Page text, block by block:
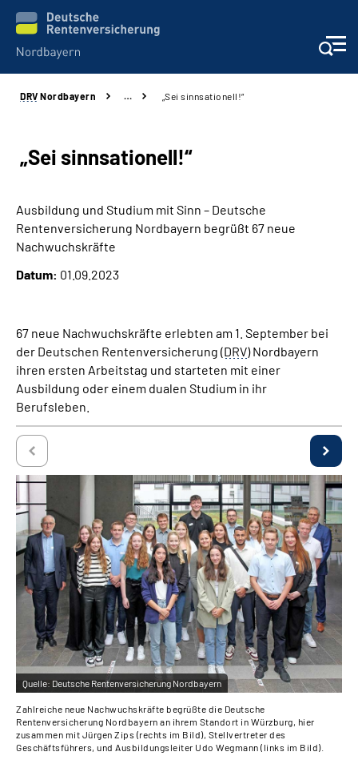
Online-Services
Services
Reha-Kliniken
Presse und Experten
Karriere
Über uns
Inhalte in Gebärdensprache (DGS)
Leichte Sprache
Suche
Mein Kundenportal
DRV Nordbayern … „Sei sinnsationell!“
„Sei sinnsationell!“
Ausbildung und Studium mit Sinn – Deutsche
Rentenversicherung Nordbayern begrüßt 67 neue
Nachwuchskräfte
Datum: 01.09.2023
67 neue Nachwuchskräfte erlebten am 1. September bei
der Deutschen Rentenversicherung (DRV) Nordbayern
ihren ersten Arbeitstag und starteten mit einer
Ausbildung oder einem dualen Studium in ihr
Berufsleben.
Quelle: Deutsche Rentenversicherung Nordbayern
Zahlreiche neue Nachwuchskräfte begrüßte die Deutsche
Rentenversicherung Nordbayern an ihrem Standort in Würzburg, hier
zusammen mit Jürgen Zips (rechts im Bild), Stellvertreter des
Geschäftsführers, und Ausbildungsleiter Udo Wegmann (links im Bild).